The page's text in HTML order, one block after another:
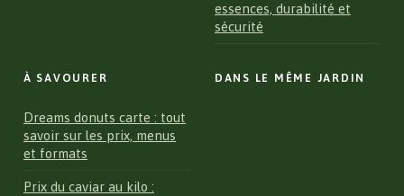
essences, durabilité et
sécurité
À SAVOURER
Dreams donuts carte : tout
savoir sur les prix, menus
et formats
Prix du caviar au kilo :
DANS LE MÊME JARDIN